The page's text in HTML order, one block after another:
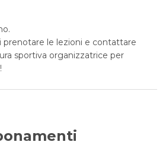
prenotare le lezioni e contattare
sportiva organizzatrice per